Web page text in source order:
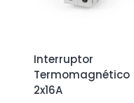
Interruptor
Termomagnético
2x16A